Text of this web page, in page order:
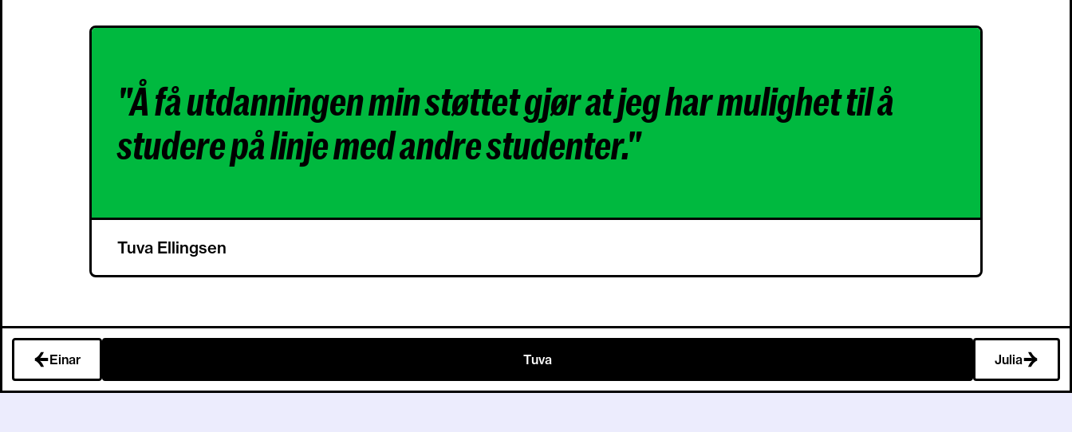
"Å få utdanningen min støttet gjør at jeg har mulighet til å
studere på linje med andre studenter."
Tuva Ellingsen
Einar Tuva Julia